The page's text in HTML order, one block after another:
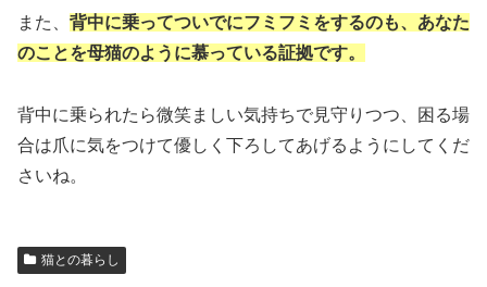
また、 背中に乗ってついでにフミフミをするのも、あなた
のことを母猫のように慕っている証拠です。
背中に乗られたら微笑ましい気持ちで見守りつつ、困る場
合は爪に気をつけて優しく下ろしてあげるようにしてくだ
さいね。
猫との暮らし